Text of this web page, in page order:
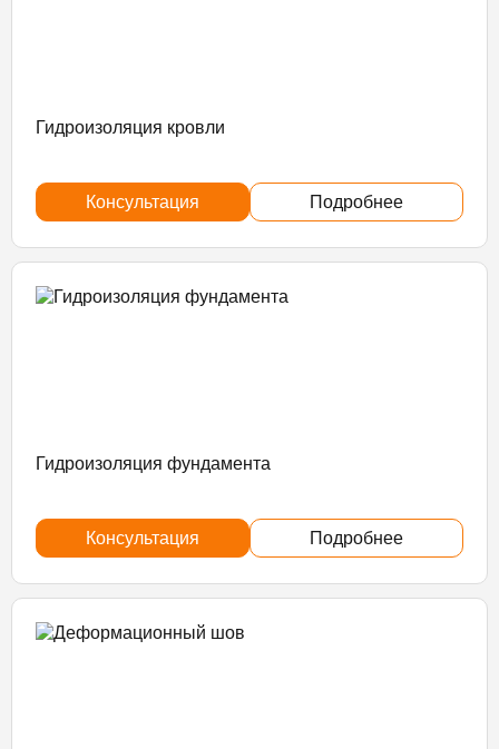
Гидроизоляция кровли
Консультация Подробнее
Гидроизоляция фундамента
Консультация Подробнее